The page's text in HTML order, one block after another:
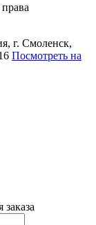
г. Смоленск,
Посмотреть на